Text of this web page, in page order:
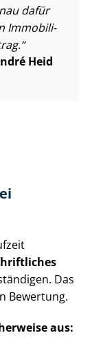
dafür
Im­mo­bi­li­
Heid
Das
Bewertung.
aus: